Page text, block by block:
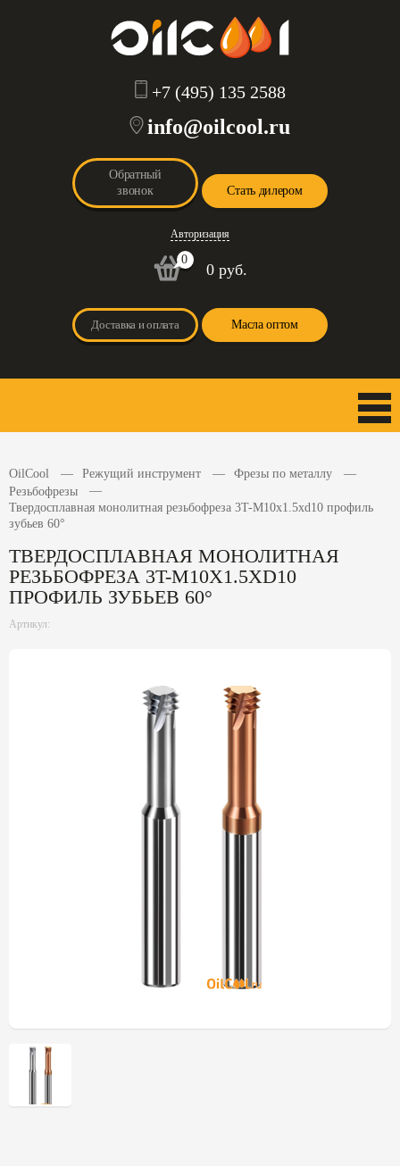
+7 (495) 135 2588
info@oilcool.ru
Обратный
звонок
Стать дилером
Авторизация
0
0 руб.
Доставка и оплата Масла оптом
OilCool Режущий инструмент
Фрезы по металлу
Резьбофрезы
Твердосплавная монолитная резьбофреза 3T-M10x1.5xd10 профиль
зубьев 60°
ТВЕРДОСПЛАВНАЯ МОНОЛИТНАЯ
РЕЗЬБОФРЕЗА 3T-M10X1.5XD10
ПРОФИЛЬ ЗУБЬЕВ 60°
Артикул: